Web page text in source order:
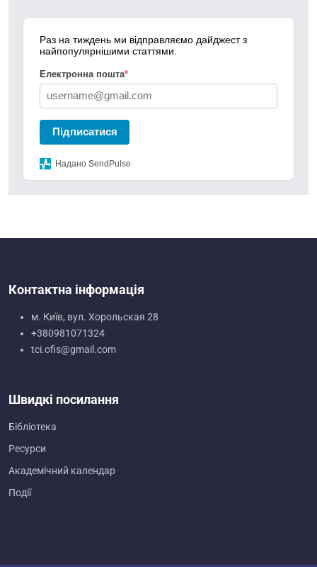
Раз на тиждень ми відправляємо дайджест з
найпопулярнішими статтями.
Електронна пошта*
Підписатися
Надано SendPulse
Контактна інформація
м. Київ, вул. Хорольская 28
+380981071324
tci.ofis@gmail.com
Швидкі посилання
Бібліотека
Ресурси
Академічний календар
Події